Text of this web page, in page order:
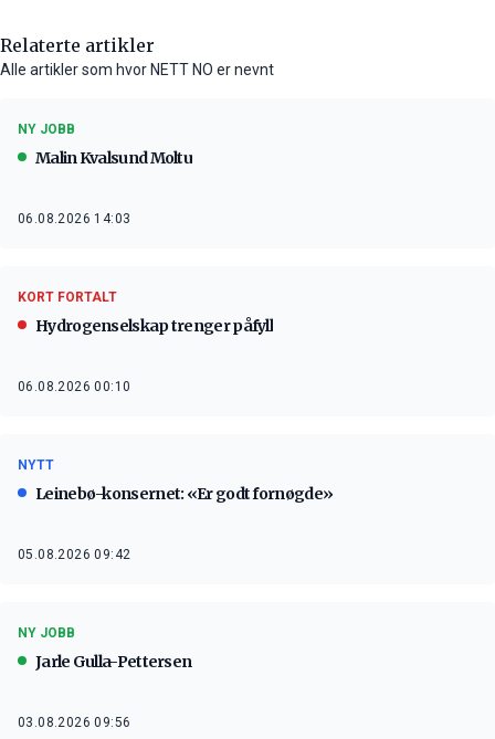
Relaterte artikler
Alle artikler som hvor NETT NO er nevnt
NY JOBB
Malin Kvalsund Moltu
06.08.2026 14:03
KORT FORTALT
Hydrogenselskap trenger påfyll
06.08.2026 00:10
NYTT
Leinebø-konsernet: «Er godt fornøgde»
05.08.2026 09:42
NY JOBB
Jarle Gulla-Pettersen
03.08.2026 09:56